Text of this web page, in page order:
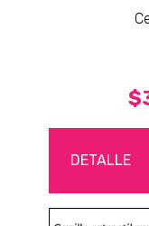
DETALLE